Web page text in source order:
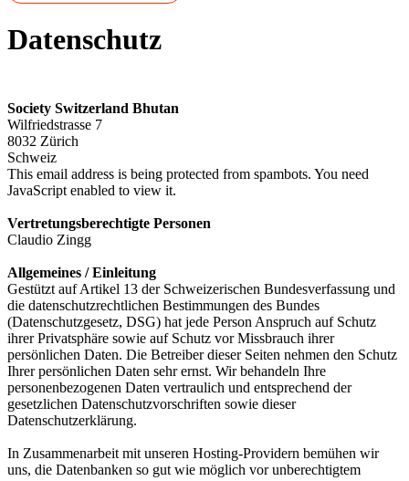
Datenschutz
Society Switzerland Bhutan
Wilfriedstrasse 7
8032 Zürich
Schweiz
This email address is being protected from spambots. You need
JavaScript enabled to view it.
Vertretungsberechtigte Personen
Claudio Zingg
Allgemeines / Einleitung
Gestützt auf Artikel 13 der Schweizerischen Bundesverfassung und
die datenschutzrechtlichen Bestimmungen des Bundes
(Datenschutzgesetz, DSG) hat jede Person Anspruch auf Schutz
ihrer Privatsphäre sowie auf Schutz vor Missbrauch ihrer
persönlichen Daten. Die Betreiber dieser Seiten nehmen den Schutz
Ihrer persönlichen Daten sehr ernst. Wir behandeln Ihre
personenbezogenen Daten vertraulich und entsprechend der
gesetzlichen Datenschutzvorschriften sowie dieser
Datenschutzerklärung.
In Zusammenarbeit mit unseren Hosting-Providern bemühen wir
uns, die Datenbanken so gut wie möglich vor unberechtigtem